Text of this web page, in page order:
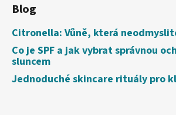
Blog
Citronella: Vůně, která
Co je SPF a jak vybrat správnou
sluncem
Jednoduché skincare rituály pro